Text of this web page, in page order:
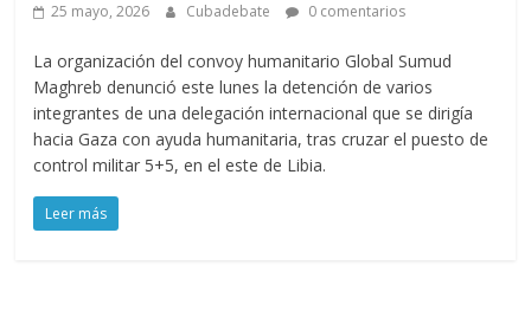
25 mayo, 2026 Cubadebate 0 comentarios
La organización del convoy humanitario Global Sumud
Maghreb denunció este lunes la detención de varios
integrantes de una delegación internacional que se dirigía
hacia Gaza con ayuda humanitaria, tras cruzar el puesto de
control militar 5+5, en el este de Libia.
Leer más